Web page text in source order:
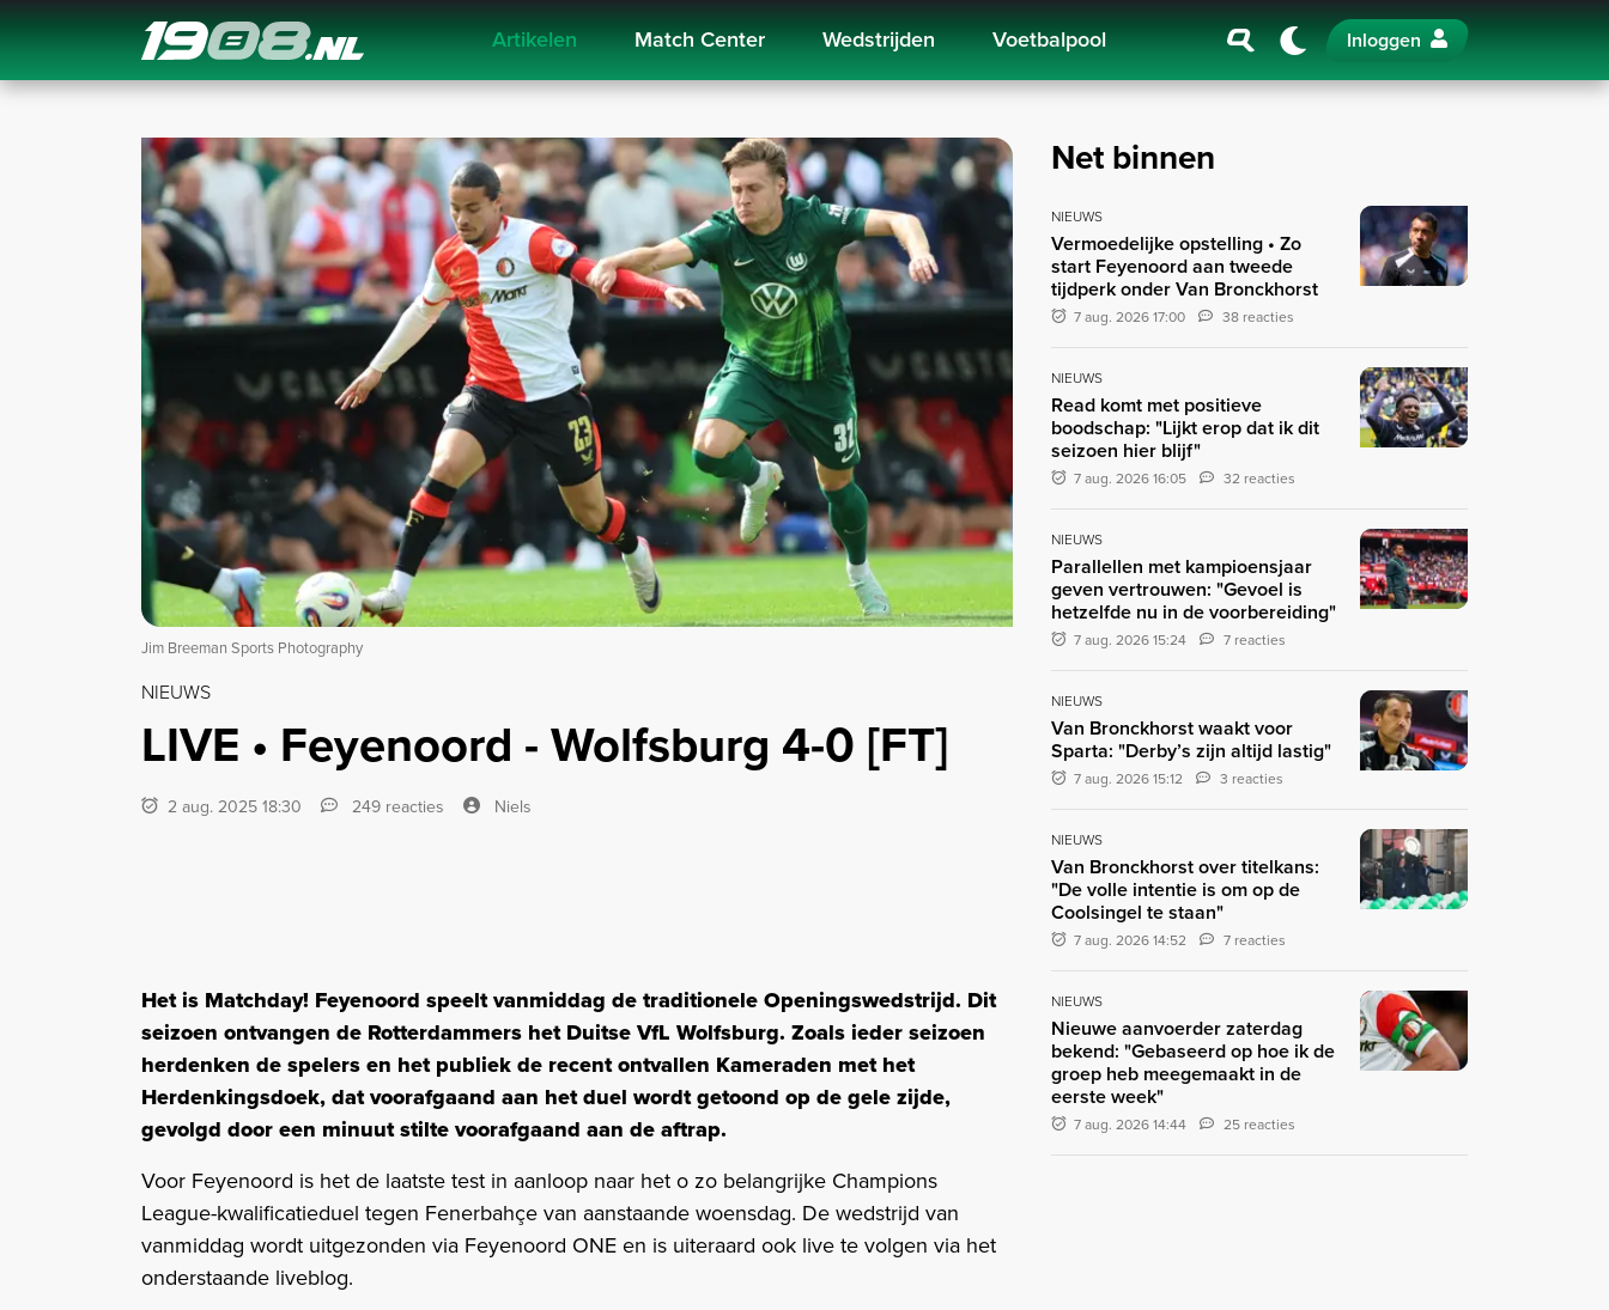
Navigation Artikelen Match Center Wedstrijden Voetbalpool Inloggen
Jim Breeman Sports Photography
NIEUWS
LIVE • Feyenoord - Wolfsburg 4-0 [FT]
2 aug. 2025 18:30 249 reacties Niels
Het is Matchday! Feyenoord speelt vanmiddag de traditionele Openingswedstrijd. Dit
seizoen ontvangen de Rotterdammers het Duitse VfL Wolfsburg. Zoals ieder seizoen
herdenken de spelers en het publiek de recent ontvallen Kameraden met het
Herdenkingsdoek, dat voorafgaand aan het duel wordt getoond op de gele zijde,
gevolgd door een minuut stilte voorafgaand aan de aftrap.
Voor Feyenoord is het de laatste test in aanloop naar het o zo belangrijke Champions
League-kwalificatieduel tegen Fenerbahçe van aanstaande woensdag. De wedstrijd van
vanmiddag wordt uitgezonden via Feyenoord ONE en is uiteraard ook live te volgen via het
onderstaande liveblog.
Net binnen
NIEUWS
Vermoedelijke opstelling • Zo
start Feyenoord aan tweede
tijdperk onder Van Bronckhorst
7 aug. 2026 17:00 38 reacties
NIEUWS
Read komt met positieve
boodschap: "Lijkt erop dat ik dit
seizoen hier blijf"
7 aug. 2026 16:05 32 reacties
NIEUWS
Parallellen met kampioensjaar
geven vertrouwen: "Gevoel is
hetzelfde nu in de voorbereiding"
7 aug. 2026 15:24 7 reacties
NIEUWS
Van Bronckhorst waakt voor
Sparta: "Derby’s zijn altijd lastig"
7 aug. 2026 15:12 3 reacties
NIEUWS
Van Bronckhorst over titelkans:
"De volle intentie is om op de
Coolsingel te staan"
7 aug. 2026 14:52 7 reacties
NIEUWS
Nieuwe aanvoerder zaterdag
bekend: "Gebaseerd op hoe ik de
groep heb meegemaakt in de
eerste week"
7 aug. 2026 14:44 25 reacties